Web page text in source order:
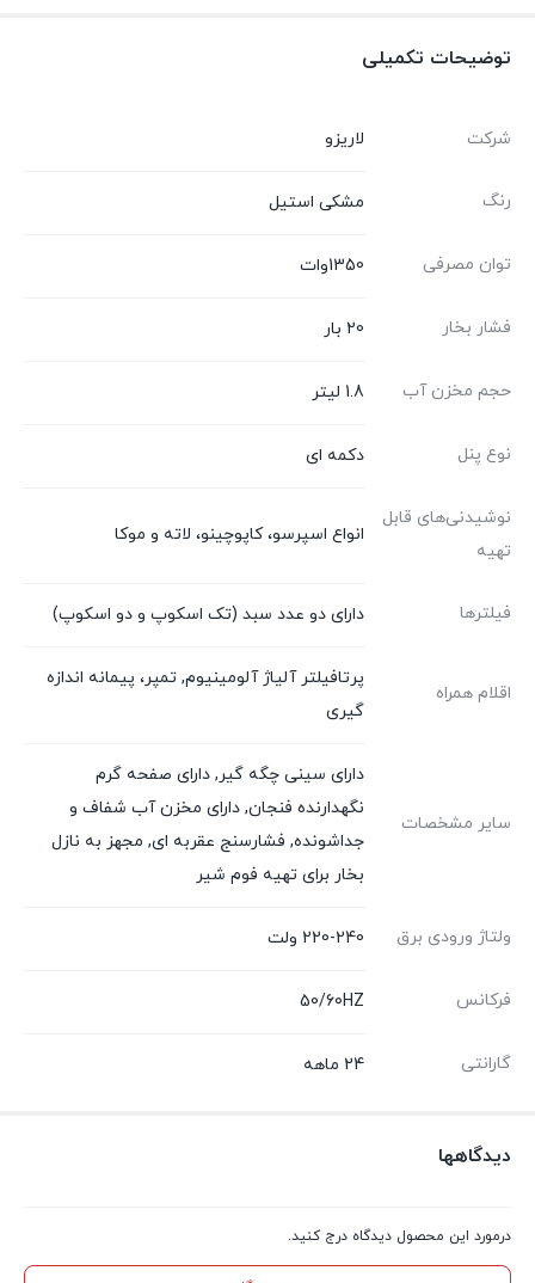
توضیحات تکمیلی
شرکت لاریزو
رنگ مشکی استیل
توان مصرفی 1350وات
فشار بخار 20 بار
حجم مخزن آب 1.8 لیتر
نوع پنل دکمه ای
نوشیدنی‌های قابل
تهیه
انواع اسپرسو، کاپوچینو، لاته و موکا
فیلترها دارای دو عدد سبد (تک اسکوپ و دو اسکوپ)
اقلام همراه
پرتافیلتر آلیاژ آلومینیوم, تمپر، پیمانه اندازه
گیری
سایر مشخصات
دارای سینی چگه گیر, دارای صفحه گرم
نگهدارنده فنجان, دارای مخزن آب شفاف و
جداشونده, فشارسنج عقربه ای, مجهز به نازل
بخار برای تهیه فوم شیر
ولتاژ ورودی برق 220-240 ولت
فرکانس 50/60HZ
گارانتی 24 ماهه
دیدگاهها
درمورد این محصول دیدگاه درج کنید.